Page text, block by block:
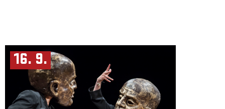
16. 9.